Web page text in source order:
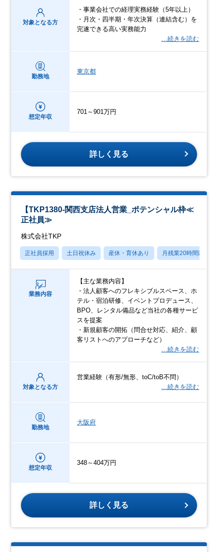
対象となる方
・事業会社での経理実務経験（5年以上）
・月次・四半期・年次決算（連結含む）を
完遂できる高い実務能力
…続きを読む
勤務地
東京都
想定年収
701～901万円
詳しく見る
【TKP1380-関西支店法人営業_ポテンシャル枠≪
正社員≫
株式会社TKP
正社員採用 土日祝休み 産休・育休あり 月残業20時間以内
業務内容
【主な業務内容】
・法人顧客へのフレキシブルスペース、ホ
テル・宿泊研修、イベントプロデュース、
BPO、レンタル備品など当社の各種サービ
スを提案
・新規顧客の開拓（問合せ対応、紹介、顧
客リストへのアプローチなど）
…続きを読む
対象となる方
営業経験（有形/無形、toC/toB不問）
…続きを読む
勤務地
大阪府
想定年収
348～404万円
詳しく見る